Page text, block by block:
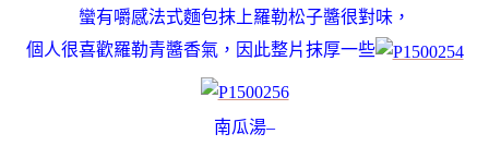
蠻有嚼感法式麵包抹上羅勒松子醬很對味，
個人很喜歡羅勒青醬香氣，因此整片抹厚一些
南瓜湯–